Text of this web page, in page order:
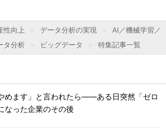
性向上 データ分析の実現
AI／機械学習／
タ分析 ビッグデータ 特集記事一覧
めます」と言われたら――ある日突然「ゼロ
なった企業のその後